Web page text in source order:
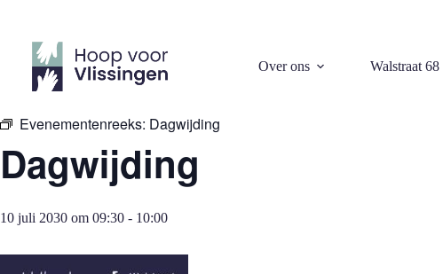
inhoud
Over ons Walstraat 68
« Alle Evenementen
Evenementenreeks: Dagwijding
Dagwijding
10 juli 2030 om 09:30 - 10:00